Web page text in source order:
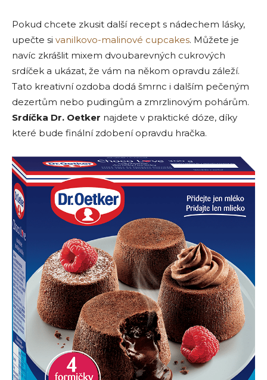
Pokud chcete zkusit další recept s nádechem lásky,
upečte si vanilkovo-malinové cupcakes. Můžete je
navíc zkrášlit mixem dvoubarevných cukrových
srdíček a ukázat, že vám na někom opravdu záleží.
Tato kreativní ozdoba dodá šmrnc i dalším pečeným
dezertům nebo pudingům a zmrzlinovým pohárům.
Srdíčka Dr. Oetker najdete v praktické dóze, díky
které bude finální zdobení opravdu hračka.